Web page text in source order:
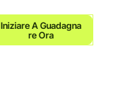
Iniziare A Guadagna
Re Ora